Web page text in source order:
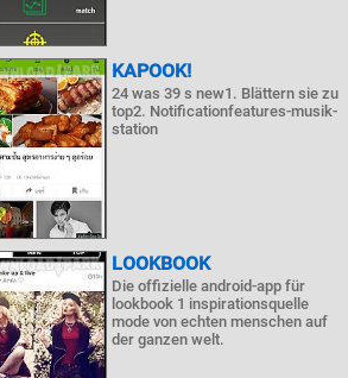
KAPOOK!
24 was 39 s new1. Blättern sie zu
top2. Notificationfeatures-musik-
station
LOOKBOOK
Die offizielle android-app für
lookbook 1 inspirationsquelle
mode von echten menschen auf
der ganzen welt.